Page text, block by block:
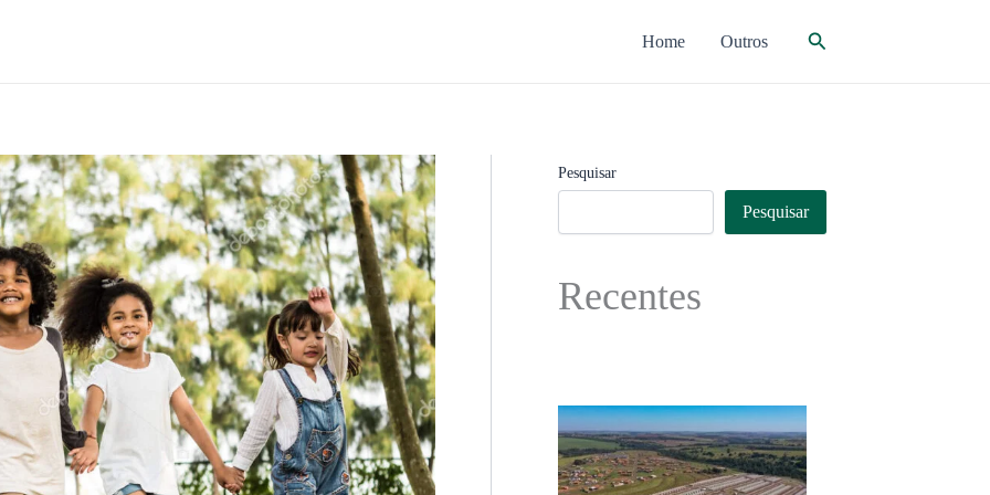
Home Outros Pesquisar
Pesquisar
Pesquisar
Recentes